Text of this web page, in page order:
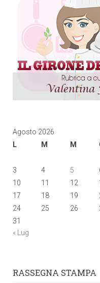
Agosto 2026
L
M M
3
4 5
10
11 12
17
18 19
24
25 26
31
« Lug
RASSEGNA STAMPA